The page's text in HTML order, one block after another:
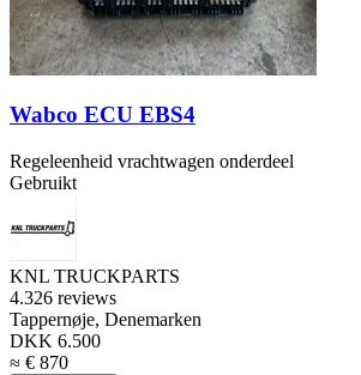
Wabco ECU EBS4
Regeleenheid vrachtwagen onderdeel
Gebruikt
KNL TRUCKPARTS
4.326 reviews
Tappernøje, Denemarken
DKK 6.500
≈ € 870